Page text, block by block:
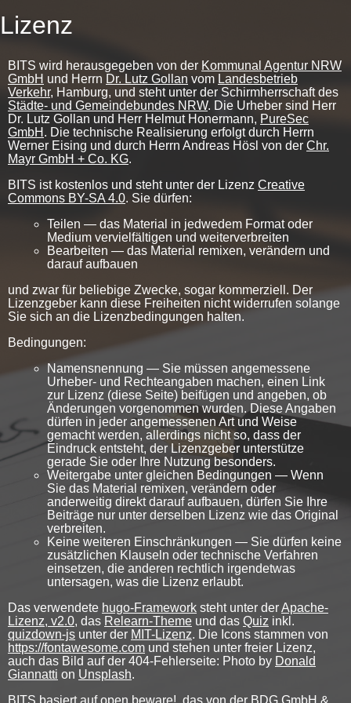
Lizenz
BITS wird herausgegeben von der Kommunal Agentur NRW
GmbH und Herrn Dr. Lutz Gollan vom Landesbetrieb
Verkehr, Hamburg, und steht unter der Schirmherrschaft des
Städte- und Gemeindebundes NRW. Die Urheber sind Herr
Dr. Lutz Gollan und Herr Helmut Honermann, PureSec
GmbH . Die technische Realisierung erfolgt durch Herrn
Werner Eising und durch Herrn Andreas Hösl von der Chr.
Mayr GmbH + Co. KG.
BITS ist kostenlos und steht unter der Lizenz Creative
Commons BY-SA 4.0. Sie dürfen:
Teilen — das Material in jedwedem Format oder
Medium vervielfältigen und weiterverbreiten
Bearbeiten — das Material remixen, verändern und
darauf aufbauen
und zwar für beliebige Zwecke, sogar kommerziell. Der
Lizenzgeber kann diese Freiheiten nicht widerrufen solange
Sie sich an die Lizenzbedingungen halten.
Bedingungen:
Namensnennung — Sie müssen angemessene
Urheber- und Rechteangaben machen, einen Link
zur Lizenz (diese Seite) beifügen und angeben, ob
Änderungen vorgenommen wurden. Diese Angaben
dürfen in jeder angemessenen Art und Weise
gemacht werden, allerdings nicht so, dass der
Eindruck entsteht, der Lizenzgeber unterstütze
gerade Sie oder Ihre Nutzung besonders.
Weitergabe unter gleichen Bedingungen — Wenn
Sie das Material remixen, verändern oder
anderweitig direkt darauf aufbauen, dürfen Sie Ihre
Beiträge nur unter derselben Lizenz wie das Original
verbreiten.
Keine weiteren Einschränkungen — Sie dürfen keine
zusätzlichen Klauseln oder technische Verfahren
einsetzen, die anderen rechtlich irgendetwas
untersagen, was die Lizenz erlaubt.
Das verwendete hugo-Framework steht unter derApache-
Lizenz, v2.0, das Relearn-Theme und das Quiz inkl.
quizdown-js unter der MIT-Lizenz. Die Icons stammen von
https://fontawesome.com und stehen unter freier Lizenz,
auch das Bild auf der 404-Fehlerseite: Photo by Donald
Giannatti on Unsplash.
BITS basiert auf open beware!, das von der BDG GmbH &